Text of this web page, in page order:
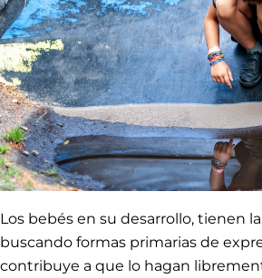
Los bebés en su desarrollo, tienen
buscando formas primarias de
contribuye a que lo hagan